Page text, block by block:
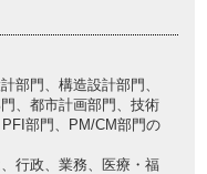
部門、構造設計部門、
、都市計画部門、技術
部門、PM/CM部門の
行政、業務、医療・福